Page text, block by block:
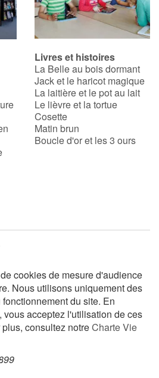
Livres et histoires
La Belle au bois dormant
Jack et le haricot magique
La laitière et le pot au lait
Le lièvre et la tortue
Cosette
Matin brun
Boucle d'or et les 3 ours
cookies de mesure d'audience
Nous utilisons uniquement des
du site. En
vous acceptez l'utilisation de ces
consultez notreCharte Vie